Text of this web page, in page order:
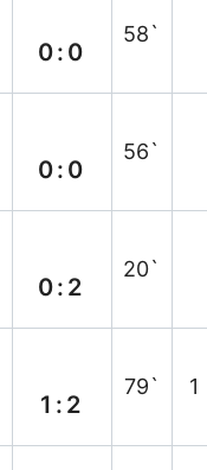
0:0
58`
0:0
56`
0:2
20`
1:2
79` 1